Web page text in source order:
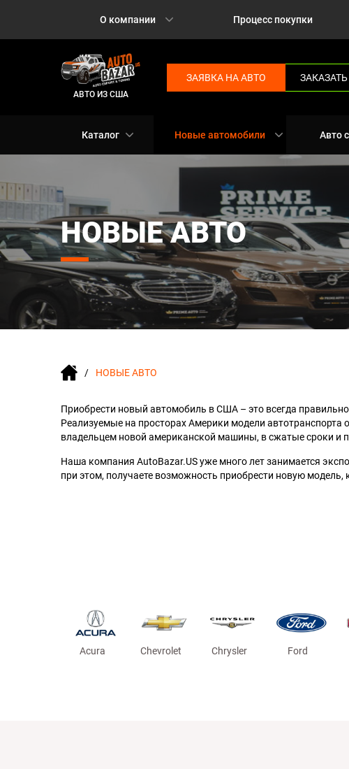
О компании Процесс покупки
АВТО ИЗ США
ЗАЯВКА НА АВТО
Каталог Новые автомобили Авто
НОВЫЕ АВТО
НОВЫЕ АВТО
Приобрести новый автомобиль в США – это всегда
Реализуемые на просторах Америки модели автотранспорта
владельцем новой американской машины, в сжатые сроки и
Наша компания AutoBazar.US уже много лет занимается
при этом, получаете возможность приобрести новую
Acura Chevrolet Chrysler Ford